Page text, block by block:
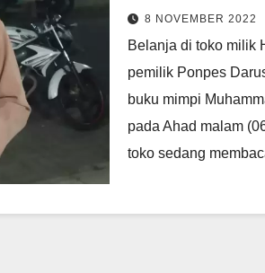
Diberi Hadiah
Muhammad
8 NOVEMBER 2022
Belanja di toko milik
pemilik Ponpes
buku mimpi
pada Ahad malam
toko sedang